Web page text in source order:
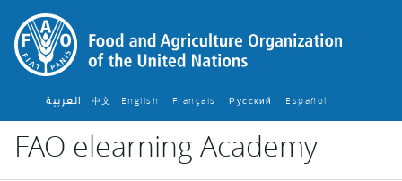
Vai al contenuto principale
العربية 中文 English ‎ Français ‎ Русский ‎ Español ‎
FAO elearning Academy